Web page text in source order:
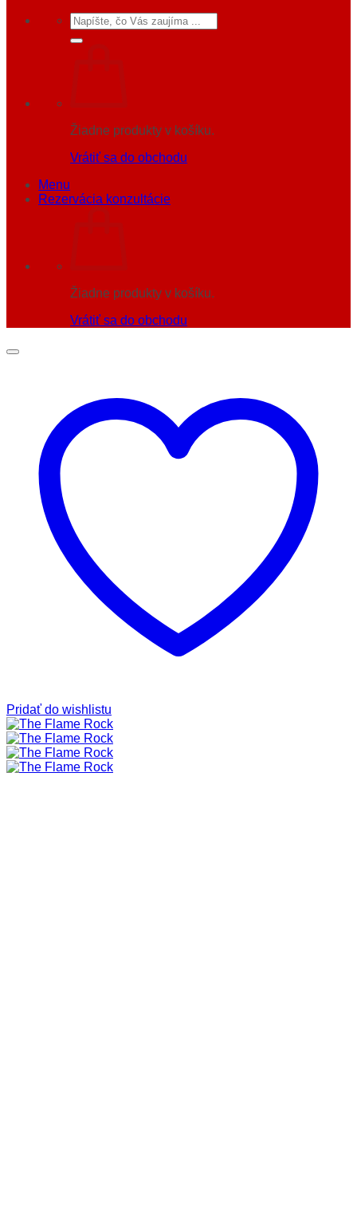
Hľadať:
Žiadne produkty v košíku.
Vrátiť sa do obchodu
Menu
Rezervácia konzultácie
Žiadne produkty v košíku.
Vrátiť sa do obchodu
Pridať do wishlistu